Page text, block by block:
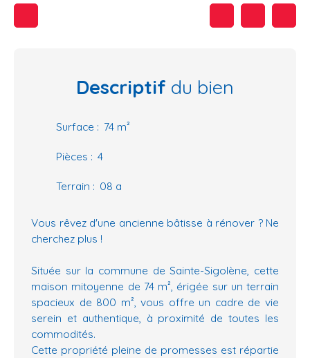
Descriptif du bien
Surface : 74 m²
Pièces : 4
Terrain : 08 a
Vous rêvez d'une ancienne bâtisse à rénover ? Ne
cherchez plus !
Située sur la commune de Sainte-Sigolène, cette
maison mitoyenne de 74 m², érigée sur un terrain
spacieux de 800 m², vous offre un cadre de vie
serein et authentique, à proximité de toutes les
commodités.
Cette propriété pleine de promesses est répartie